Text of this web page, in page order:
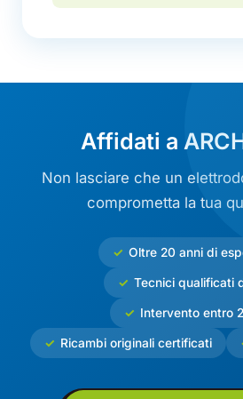
Affidati a
Non lasciare che un
comprometta la tua
Oltre 20 anni di
Tecnici qualificati
Intervento entro
Ricambi originali certificati